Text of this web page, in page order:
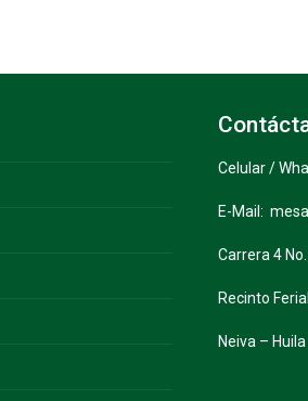
Celular /
E-Mail:
Carrera 4
Recinto
Neiva –